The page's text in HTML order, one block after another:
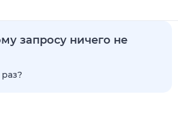
запросу ничего не